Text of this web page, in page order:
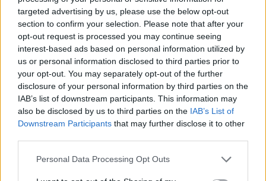
targeted advertising by us, please use the below opt-out
section to confirm your selection. Please note that after your
opt-out request is processed you may continue seeing
interest-based ads based on personal information utilized by
us or personal information disclosed to third parties prior to
your opt-out. You may separately opt-out of the further
disclosure of your personal information by third parties on the
IAB’s list of downstream participants. This information may
also be disclosed by us to third parties on the IAB’s List of
Downstream Participants that may further disclose it to other
Personal Data Processing Opt Outs
CELEBRITIES